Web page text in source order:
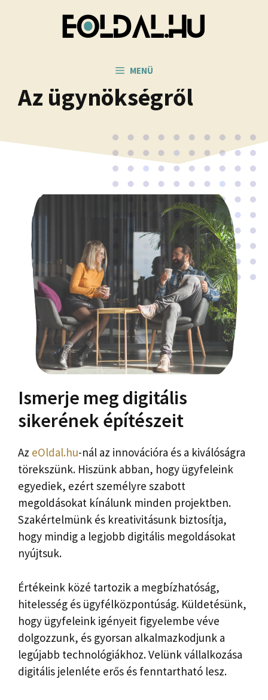
MENÜ
Az ügynökségről
Ismerje meg digitális
sikerének építészeit
Az eOldal.hu-nál az innovációra és a kiválóságra
törekszünk. Hiszünk abban, hogy ügyfeleink
egyediek, ezért személyre szabott
megoldásokat kínálunk minden projektben.
Szakértelmünk és kreativitásunk biztosítja,
hogy mindig a legjobb digitális megoldásokat
nyújtsuk.
Értékeink közé tartozik a megbízhatóság,
hitelesség és ügyfélközpontúság. Küldetésünk,
hogy ügyfeleink igényeit figyelembe véve
dolgozzunk, és gyorsan alkalmazkodjunk a
legújabb technológiákhoz. Velünk vállalkozása
digitális jelenléte erős és fenntartható lesz.